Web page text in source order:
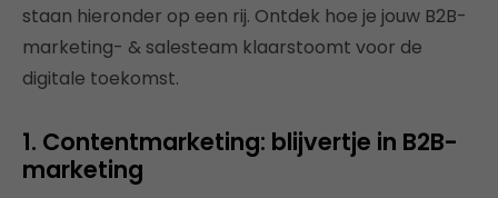
staan hieronder op een rij. Ontdek hoe je jouw B2B-
marketing- & salesteam klaarstoomt voor de
digitale toekomst.
1. Contentmarketing: blijvertje in B2B-
marketing